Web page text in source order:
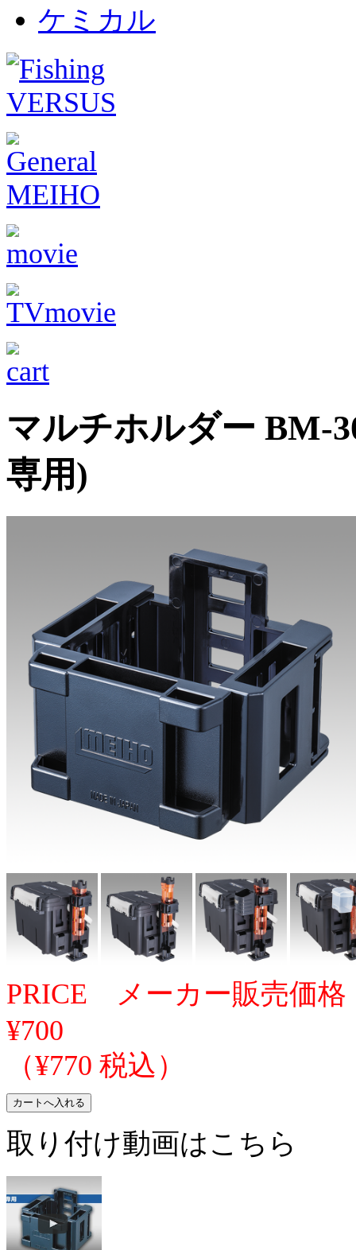
ケミカル
マルチホルダー BM-
専用)
PRICE メーカー販売価格
¥700
（¥770 税込）
取り付け動画はこちら